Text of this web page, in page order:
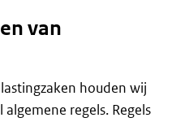
van
houden wij
regels. Regels